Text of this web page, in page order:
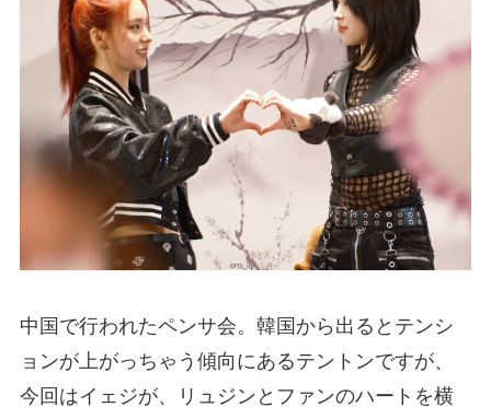
中国で行われたペンサ会。韓国から出るとテンシ
ョンが上がっちゃう傾向にあるテントンですが、
今回はイェジが、リュジンとファンのハートを横